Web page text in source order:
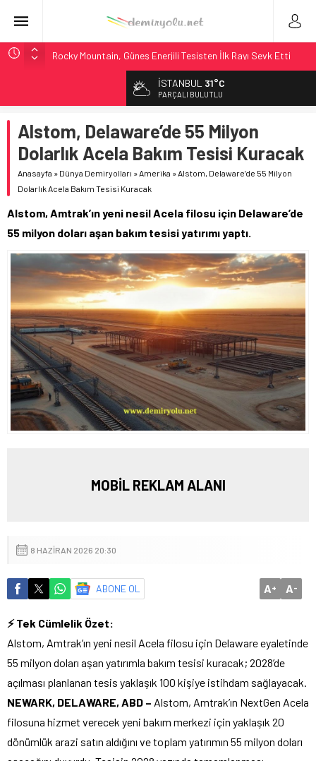
Rocky Mountain, Güneş Enerjili Tesisten İlk Rayı Sevk Etti
AAR, MIT ve Berkeley Dahil 4 Üniversiteyle Araştırma
Konsorsiyumu Başlattı
Long Beach Limanı’na 58 Milyon Dolarlık Yeşil Yatırım Ödülü
Madrid 6. Hat 2027’de Sürücüsüz: Kapasite %70 Artacak
NJ Transit’ten Tarihi Bütçe: 46 Yılın Rekoru Onaylandı
İSTANBUL 31°C
PARÇALI BULUTLU
Alstom, Delaware’de 55 Milyon
Dolarlık Acela Bakım Tesisi Kuracak
Anasayfa » Dünya Demiryolları »Amerika »Alstom, Delaware’de 55 Milyon
Dolarlık Acela Bakım Tesisi Kuracak
Alstom, Amtrak’ın yeni nesil Acela filosu için Delaware’de
55 milyon doları aşan bakım tesisi yatırımı yaptı.
MOBİL REKLAM ALANI
8 HAZIRAN 2026 20:30
ABONE OL A+ A-
⚡ Tek Cümlelik Özet:
Alstom, Amtrak’ın yeni nesil Acela filosu için Delaware eyaletinde
55 milyon doları aşan yatırımla bakım tesisi kuracak; 2028’de
açılması planlanan tesis yaklaşık 100 kişiye istihdam sağlayacak.
NEWARK, DELAWARE, ABD – Alstom, Amtrak’ın NextGen Acela
filosuna hizmet verecek yeni bakım merkezi için yaklaşık 20
dönümlük arazi satın aldığını ve toplam yatırımın 55 milyon doları